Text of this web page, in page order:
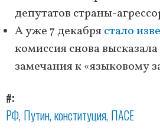
депутатов страны-
А уже 7 декабрястало
комиссия снова
замечания к «языковому
#
РФ Путин конституция ПАСЕ